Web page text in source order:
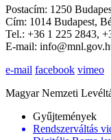
Postacím: 1250
Cím: 1014 Budapest,
Tel.: +36 1 225 2843,
E-mail:
e-mail facebook vimeo
Magyar Nemzeti
Gyűjtemények
Rendszerváltás